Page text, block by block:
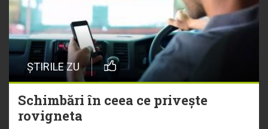
ȘTIRILE ZU
Schimbări în ceea ce privește
rovigneta